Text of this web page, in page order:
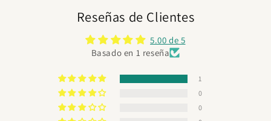
Reseñas de Clientes
5.00 de 5
Basado en 1 reseña
1
0
0